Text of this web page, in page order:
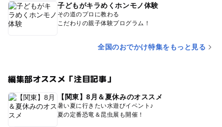
子どもがキラめくホンモノ体験
その道のプロに教わる
こだわりの親子体験プログラム！
全国のおでかけ特集をもっと見る
編集部オススメ「注目記事」
【関東】8月＆夏休みのオススメ
暑い夏に行きたい水遊びイベント♪
夏の定番恐竜＆昆虫展も開催！